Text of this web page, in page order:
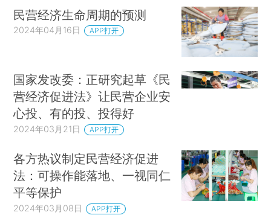
民营经济生命周期的预测
2024年04月16日 APP打开
国家发改委：正研究起草《民
营经济促进法》让民营企业安
心投、有的投、投得好
2024年03月21日 APP打开
各方热议制定民营经济促进
法：可操作能落地、一视同仁
平等保护
2024年03月08日 APP打开